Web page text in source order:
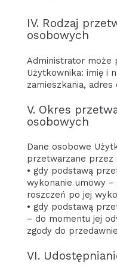
IV. Rodzaj
osobowych
Administrator może
Użytkownika: imię i
zamieszkania,
V. Okres
osobowych
Dane osobowe
przetwarzane przez
• gdy podstawą
wykonanie umowy
roszczeń po jej
• gdy podstawą
– do momentu jej
zgody do
VI.